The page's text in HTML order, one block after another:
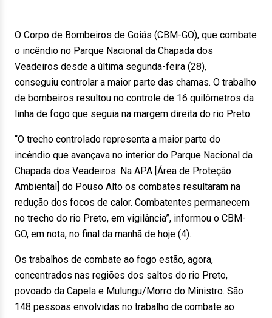
O Corpo de Bombeiros de Goiás (CBM-GO), que combate
o incêndio no Parque Nacional da Chapada dos
Veadeiros desde a última segunda-feira (28),
conseguiu controlar a maior parte das chamas. O trabalho
de bombeiros resultou no controle de 16 quilômetros da
linha de fogo que seguia na margem direita do rio Preto.
“O trecho controlado representa a maior parte do
incêndio que avançava no interior do Parque Nacional da
Chapada dos Veadeiros. Na APA [Área de Proteção
Ambiental] do Pouso Alto os combates resultaram na
redução dos focos de calor. Combatentes permanecem
no trecho do rio Preto, em vigilância”, informou o CBM-
GO, em nota, no final da manhã de hoje (4).
Os trabalhos de combate ao fogo estão, agora,
concentrados nas regiões dos saltos do rio Preto,
povoado da Capela e Mulungu/Morro do Ministro. São
148 pessoas envolvidas no trabalho de combate ao